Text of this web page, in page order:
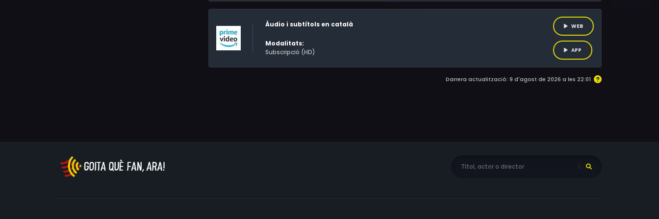
Àudio i subtítols en català
Modalitats:
Subscripció (HD)
WEB
APP
Darrera actualització: 9 d'agost de 2026 a les 22:01